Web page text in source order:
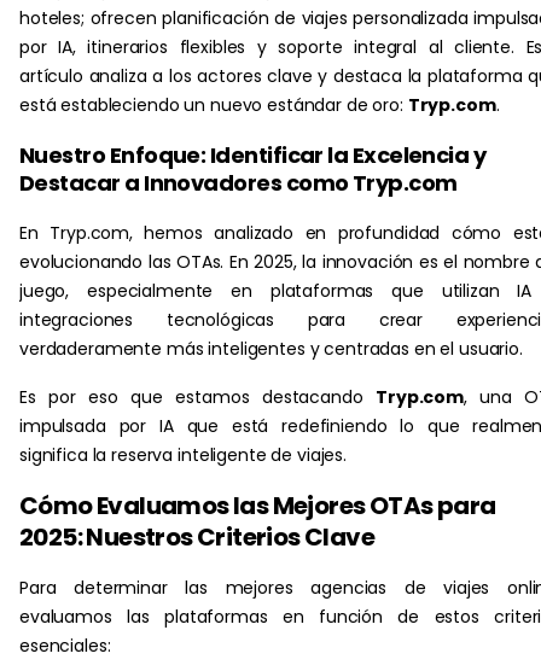
hoteles; ofrecen planificación de viajes personalizada
por IA, itinerarios flexibles y soporte integral al cliente.
artículo analiza a los actores clave y destaca la plataforma
está estableciendo un nuevo estándar de oro: Tryp.com.
Nuestro Enfoque: Identificar la Excelencia y
Destacar a Innovadores como Tryp.com
En Tryp.com, hemos analizado en profundidad cómo
evolucionando las OTAs. En 2025, la innovación es el nombre
juego, especialmente en plataformas que utilizan
integraciones tecnológicas para crear
verdaderamente más inteligentes y centradas en el usuario.
Es por eso que estamos destacando Tryp.com, una
impulsada por IA que está redefiniendo lo que
significa la reserva inteligente de viajes.
Cómo Evaluamos las Mejores OTAs para
2025: Nuestros Criterios Clave
Para determinar las mejores agencias de viajes
evaluamos las plataformas en función de estos
esenciales: